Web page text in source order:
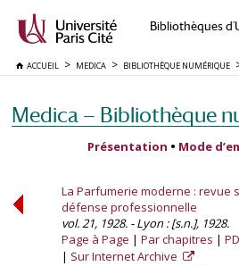
Bibliothèques
ACCUEIL MEDICA BIBLIOTHÈQUE NUMÉRIQUE
Medica — Bibliothèque
Présentation • Mode
La Parfumerie moderne : revue
défense professionnelle
vol. 21, 1928. - Lyon : [s.n.], 1928.
Page à Page
Par chapitres
Sur Internet Archive